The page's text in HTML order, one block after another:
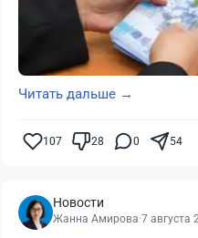
Читать дальше →
107 28 0 54
Новости
Жанна Амирова·7 августа